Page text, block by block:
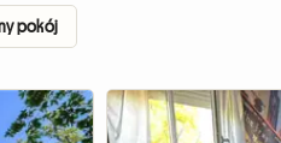
pokój